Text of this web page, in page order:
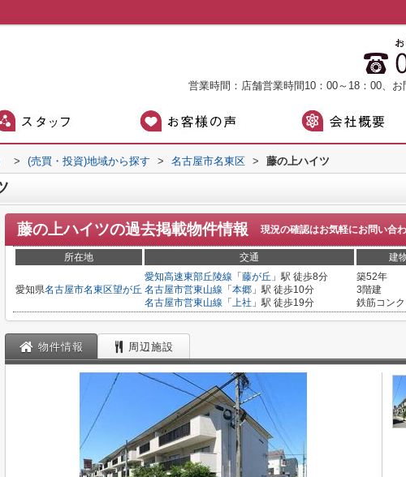
営業時間：店舗営業時間10：00～18：00、
> (売買・投資)地域から探す > 名古屋市名東区 > 藤の上ハイツ
藤の上ハイツの過去掲載物件情報 現況の確認はお気軽にお問い合わ
所在地 交通 建
愛知県名古屋市名東区望が丘
愛知高速東部丘陵線 「 藤が丘 」駅 徒歩8分
名古屋市営東山線 「 本郷 」駅 徒歩10分
名古屋市営東山線 「 上社 」駅 徒歩19分
築52年
3階建
鉄筋コンク
物件情報 周辺施設